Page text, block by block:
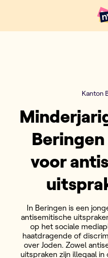
Kanton
voor
In Beringen is een
antisemitische
op het sociale
haatdragende of
over Joden. Zowel
uitspraken zijn illegaal